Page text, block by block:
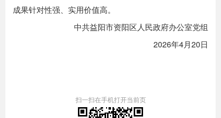
成果针对性强、实用价值高。
中共益阳市资阳区人民政府办公室党组
2026年4月20日
扫一扫在手机打开当前页